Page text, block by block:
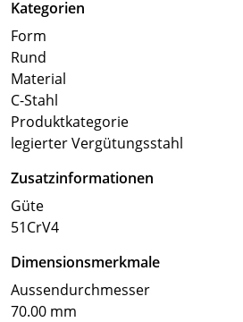
Kategorien
Form
Rund
Material
C-Stahl
Produktkategorie
legierter Vergütungsstahl
Zusatzinformationen
Güte
51CrV4
Dimensionsmerkmale
Aussendurchmesser
70.00 mm